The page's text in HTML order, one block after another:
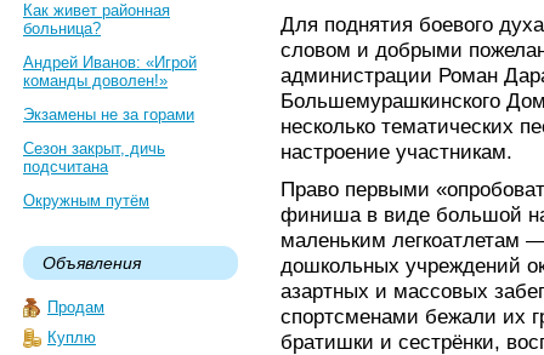
Как живет районная
больница?
Андрей Иванов: «Игрой
команды доволен!»
Экзамены не за горами
Сезон закрыт, дичь
подсчитана
Окружным путём
Объявления
Продам
Куплю
Для поднятия боевого
словом и добрыми
администрации Роман
Большемурашкинского
несколько тематических
настроение участникам.
Право первыми
финиша в виде большой
маленьким легкоатлетам
дошкольных учреждений
азартных и массовых
спортсменами бежали их
братишки и сестрёнки,